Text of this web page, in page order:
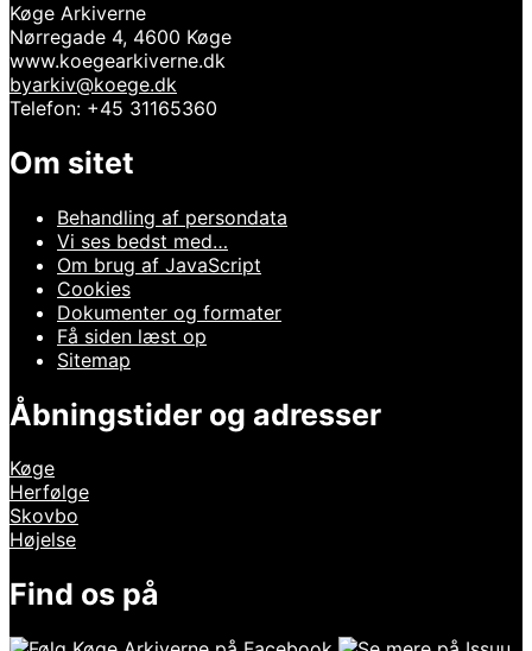
Køge Arkiverne
Nørregade 4, 4600 Køge
www.koegearkiverne.dk
byarkiv@koege.dk
Telefon: +45 31165360
Om sitet
Behandling af persondata
Vi ses bedst med…
Om brug af JavaScript
Cookies
Dokumenter og formater
Få siden læst op
Sitemap
Åbningstider og adresser
Køge
Herfølge
Skovbo
Højelse
Find os på